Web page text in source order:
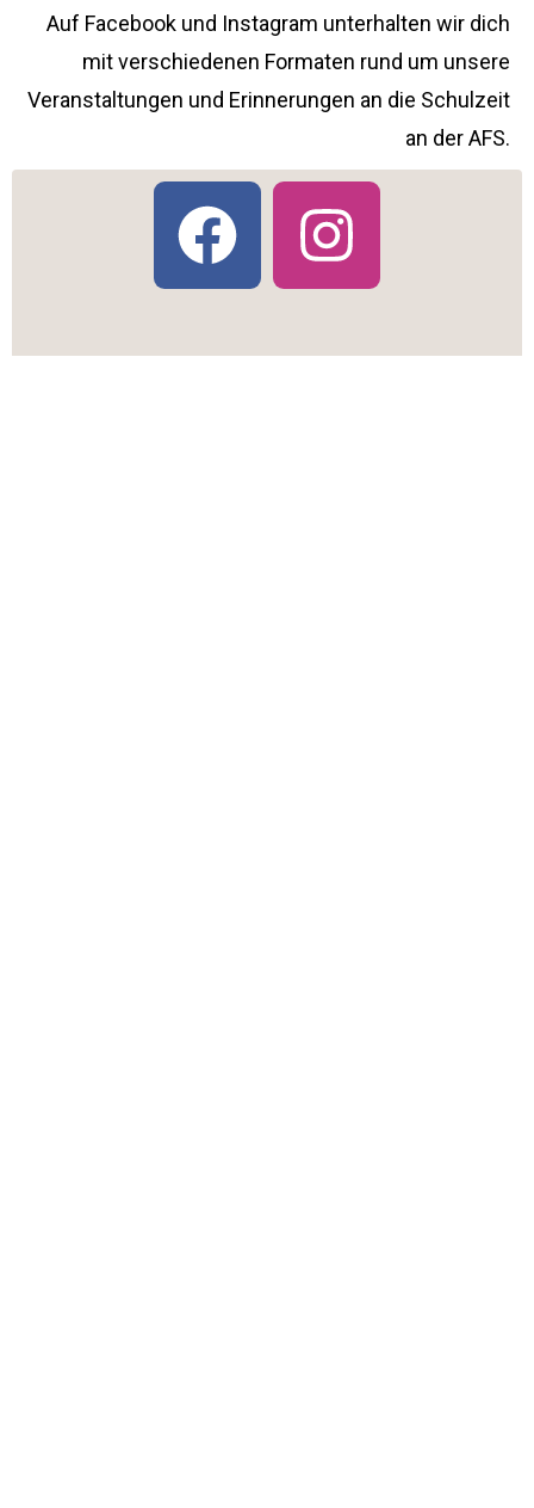
Auf Facebook und Instagram unterhalten wir dich
mit verschiedenen Formaten rund um unsere
Veranstaltungen und Erinnerungen an die Schulzeit
an der AFS.